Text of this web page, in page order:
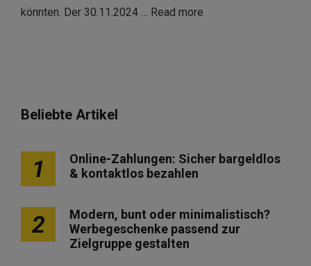
könnten. Der 30.11.2024 … Read more
Beliebte Artikel
1
Online-Zahlungen: Sicher bargeldlos
& kontaktlos bezahlen
2
Modern, bunt oder minimalistisch?
Werbegeschenke passend zur
Zielgruppe gestalten